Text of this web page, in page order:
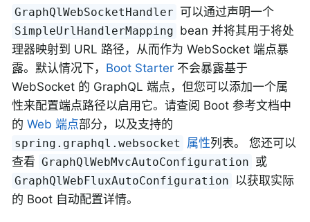
GraphQlWebSocketHandler 可以通过声明一个
SimpleUrlHandlerMapping bean 并将其用于将处
理器映射到 URL 路径，从而作为 WebSocket 端点暴
露。默认情况下， Boot Starter 不会暴露基于
WebSocket 的 GraphQL 端点，但您可以添加一个属
性来配置端点路径以启用它。请查阅 Boot 参考文档中
的 Web 端点部分，以及支持的
spring.graphql.websocket 属性列表。 您还可以
查看 GraphQlWebMvcAutoConfiguration 或
GraphQlWebFluxAutoConfiguration 以获取实际
的 Boot 自动配置详情。